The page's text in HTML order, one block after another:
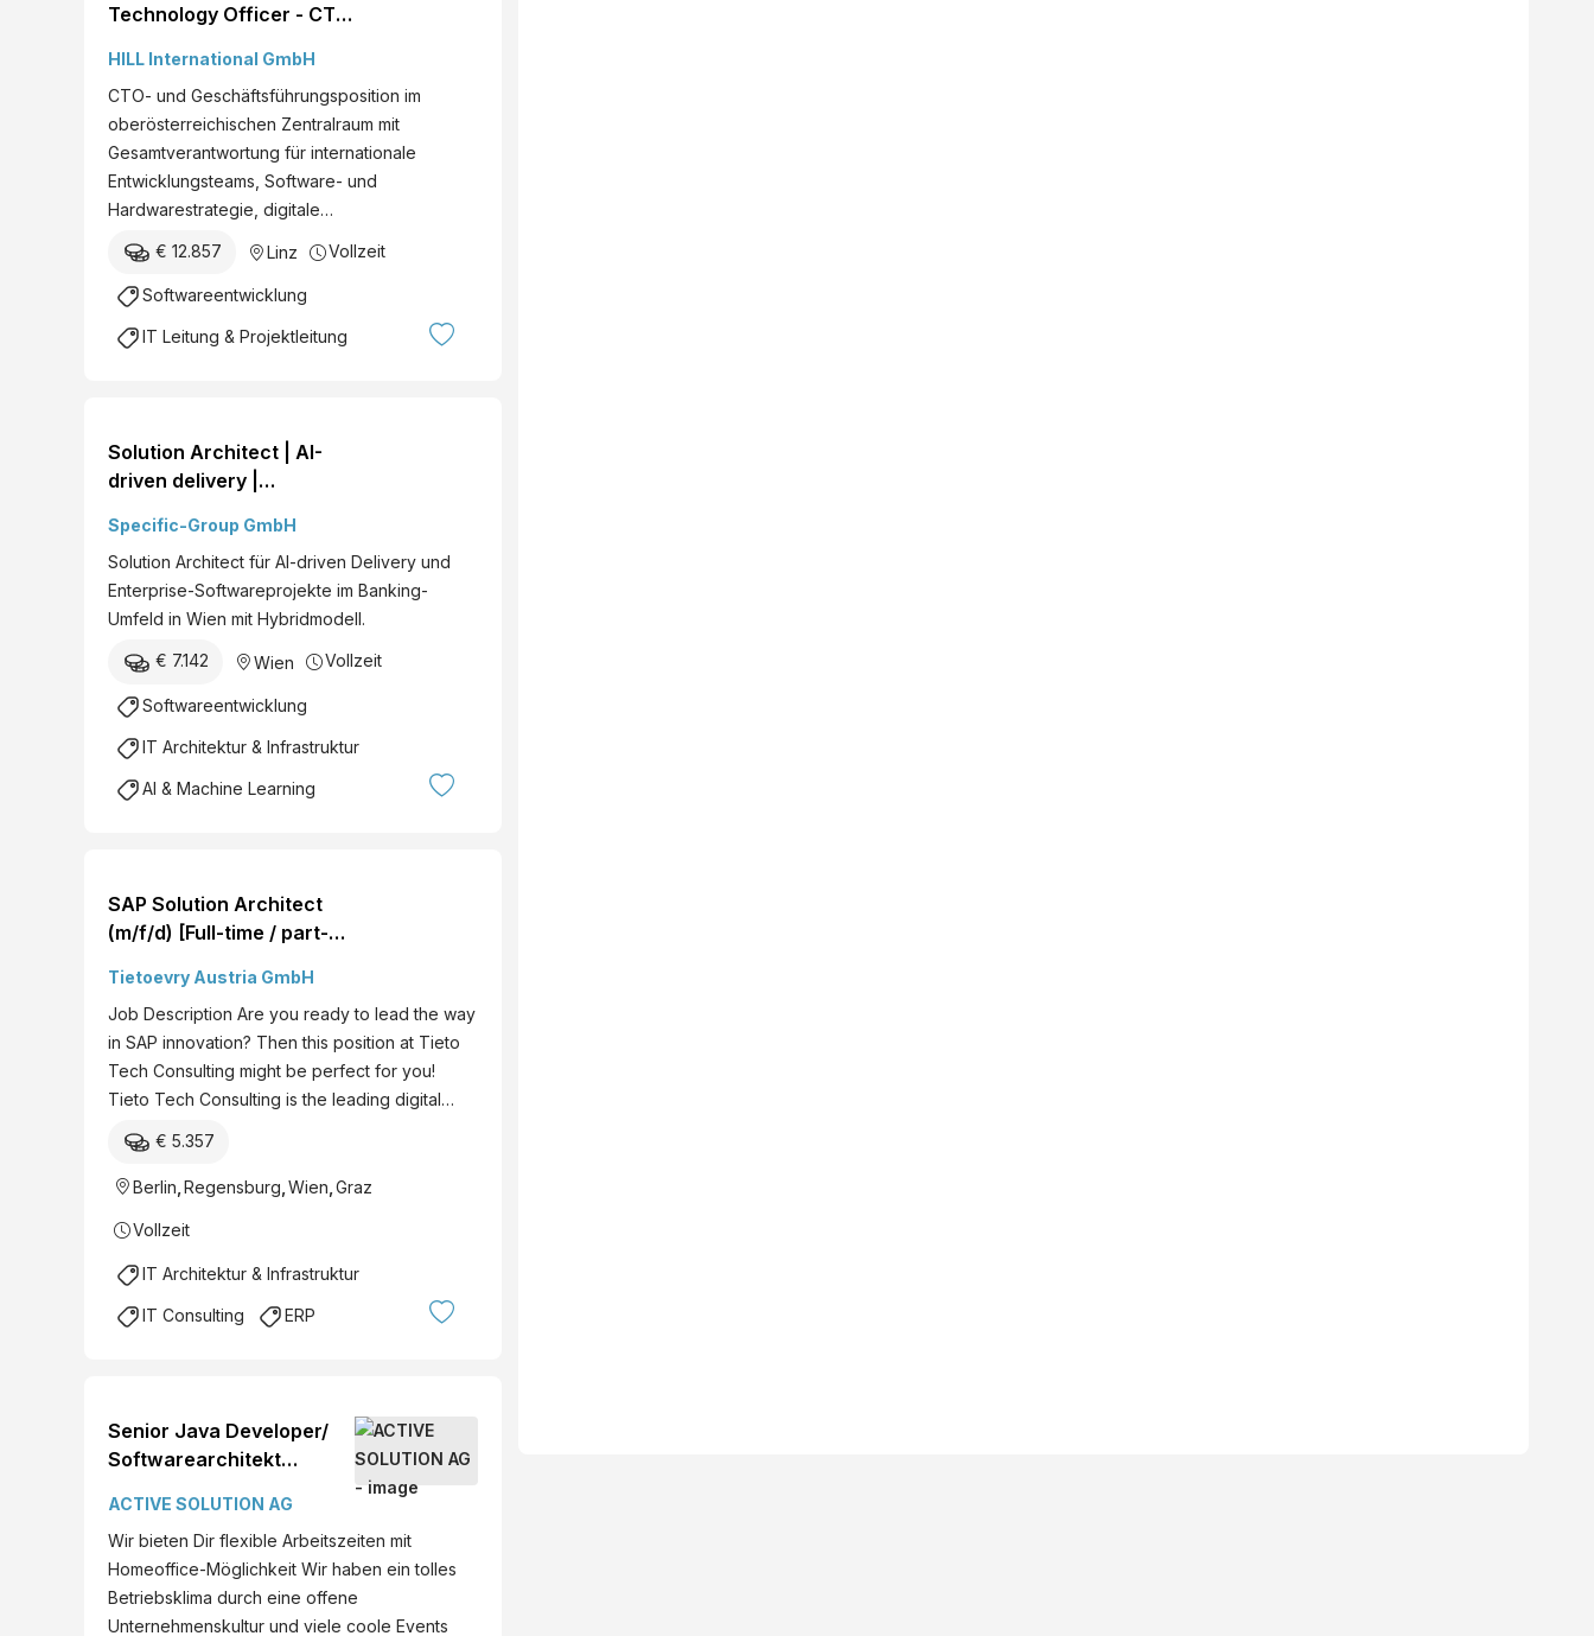
Technology Officer - CTO
HILL International GmbH
CTO- und Geschäftsführungsposition im
oberösterreichischen Zentralraum mit
Gesamtverantwortung für internationale
Entwicklungsteams, Software- und
Hardwarestrategie, digitale…
€ 12.857 Linz Vollzeit
Softwareentwicklung
IT Leitung & Projektleitung
Solution Architect | AI-
driven delivery |
Specific-Group GmbH
Solution Architect für AI-driven Delivery und
Enterprise-Softwareprojekte im Banking-
Umfeld in Wien mit Hybridmodell.
€ 7.142 Wien Vollzeit
Softwareentwicklung
IT Architektur & Infrastruktur
AI & Machine Learning
SAP Solution Architect
(m/f/d) [Full-time / part-
Consulting
Tietoevry Austria GmbH
Job Description Are you ready to lead the way
in SAP innovation? Then this position at Tieto
Tech Consulting might be perfect for you!
Tieto Tech Consulting is the leading digital…
€ 5.357
Berlin Regensburg Wien Graz
Vollzeit
IT Architektur & Infrastruktur
IT Consulting ERP
Senior Java Developer/
Softwarearchitekt
ACTIVE SOLUTION AG
Wir bieten Dir flexible Arbeitszeiten mit
Homeoffice-Möglichkeit Wir haben ein tolles
Betriebsklima durch eine offene
Unternehmenskultur und viele coole Events